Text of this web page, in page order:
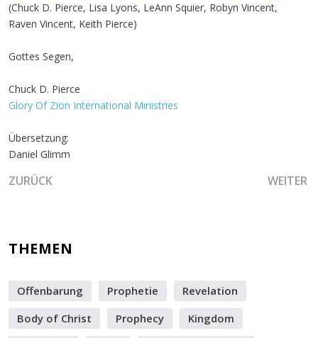
(Chuck D. Pierce, Lisa Lyons, LeAnn Squier, Robyn Vincent,
Raven Vincent, Keith Pierce)
Gottes Segen,
Chuck D. Pierce
Glory Of Zion International Ministries
Übersetzung:
Daniel Glimm
VORHERIGER BEITRAG: HALTE AM WEG DES HOHEN
ZURÜCK WEITER
THEMEN
Offenbarung Prophetie
Revelation
Body of Christ
Prophecy
Kingdom